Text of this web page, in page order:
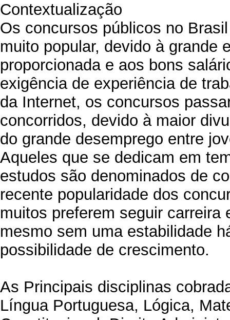
Contextualização
Os concursos públicos no
muito popular, devido à grande
proporcionada e aos bons
exigência de experiência de
da Internet, os concursos
concorridos, devido à maior
do grande desemprego entre
Aqueles que se dedicam em
estudos são denominados de
recente popularidade dos
muitos preferem seguir
mesmo sem uma estabilidade
possibilidade de crescimento.
As Principais disciplinas
Língua Portuguesa, Lógica,